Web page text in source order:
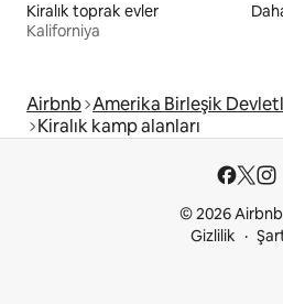
Kiralık toprak evler
Kaliforniya
Airbnb Amerika Birleşik
Kiralık kamp alanları
© 2026
Gizlilik